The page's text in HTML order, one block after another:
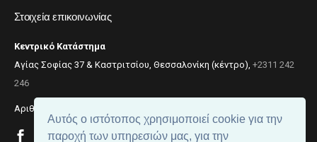
Αυτός ο ιστότοπος χρησιμοποιεί cookie για την
παροχή των υπηρεσιών μας, για την
Στοιχεία επικοινωνίας
Κεντρικό Κατάστημα
Αγίας Σοφίας 37 & Καστριτσίου, Θεσσαλονίκη (κέντρο), +2311 242
246
Αριθμός ΓΕΜΗ: 059299204000